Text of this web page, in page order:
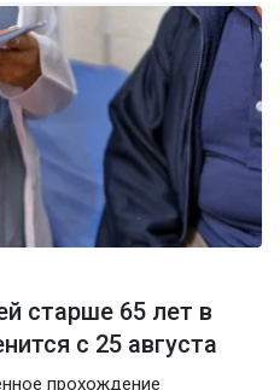
старше 65 лет в
с 25 августа
прохождение